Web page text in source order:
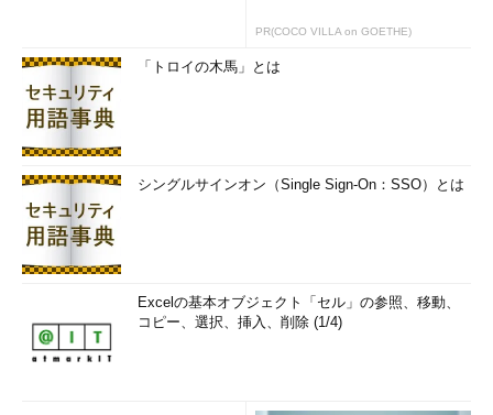
PR(COCO VILLA on GOETHE)
「トロイの木馬」とは
シングルサインオン（Single Sign-On：SSO）とは
Excelの基本オブジェクト「セル」の参照、移動、
コピー、選択、挿入、削除 (1/4)